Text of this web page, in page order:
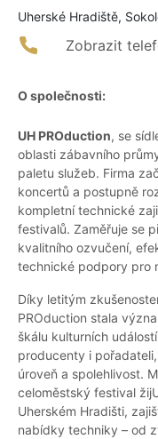
Uherské Hradiště,
Zobrazit
O společnosti:
UH PROduction, se
oblasti zábavního
paletu služeb. Firma
koncertů a postupně
kompletní technické
festivalů. Zaměřuje se
kvalitního ozvučení,
technické podpory pro
Díky letitým
PROduction stala
škálu kulturních
producenty i
úroveň a spolehlivost.
celoměstský festival
Uherském Hradišti,
nabídky techniky – od